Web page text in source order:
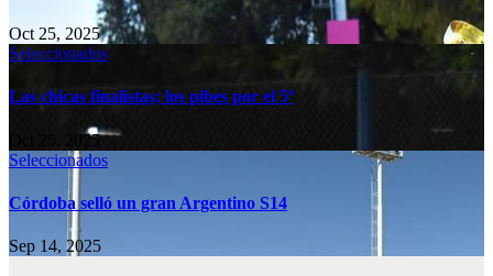
Oct 25, 2025
Seleccionados
Las chicas finalistas; los pibes por el 5º
Oct 25, 2025
Seleccionados
Córdoba selló un gran Argentino S14
Sep 14, 2025